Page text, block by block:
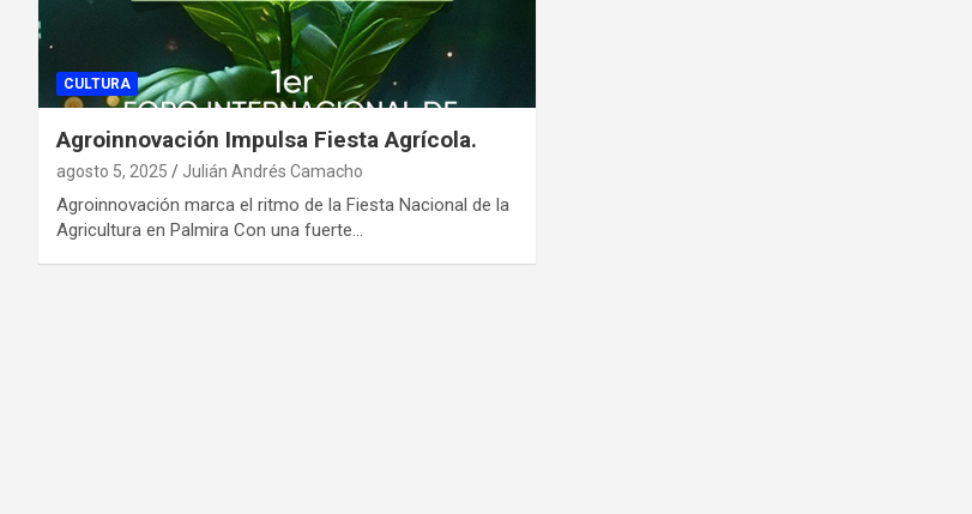
CULTURA
Agroinnovación Impulsa Fiesta Agrícola.
agosto 5, 2025 Julián Andrés Camacho
Agroinnovación marca el ritmo de la Fiesta Nacional de la
Agricultura en Palmira Con una fuerte…